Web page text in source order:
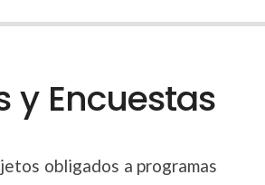
y Encuestas
obligados a programas